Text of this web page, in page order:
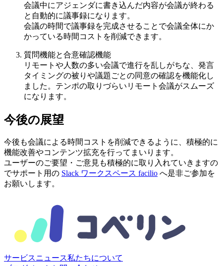
会議中にアジェンダに書き込んだ内容が会議が終わる
と自動的に議事録になります。
会議の時間で議事録を完成させることで会議全体にか
かっている時間コストを削減できます。
質問機能と合意確認機能
リモートや人数の多い会議で進行を乱しがちな、発言
タイミングの被りや議題ごとの同意の確認を機能化し
ました。テンポの取りづらいリモート会議がスムーズ
になります。
今後の展望
今後も会議による時間コストを削減できるように、積極的に
機能改善やコンテンツ拡充を行ってまいります。
ユーザーのご要望・ご意見も積極的に取り入れていきますの
でサポート用の Slack ワークスペース facilio へ是非ご参加を
お願いします。
サービスニュース私たちについて